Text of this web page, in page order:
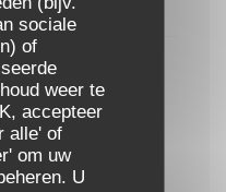
sociale
of
weer te
accepteer
alle' of
om uw
U
Vodka
les menus